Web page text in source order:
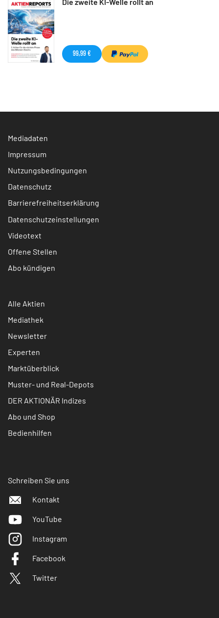
99,99 €
Mediadaten
Impressum
Nutzungsbedingungen
Datenschutz
Barrierefreiheitserklärung
Datenschutzeinstellungen
Videotext
Offene Stellen
Abo kündigen
Alle Aktien
Mediathek
Newsletter
Experten
Marktüberblick
Muster- und Real-Depots
DER AKTIONÄR Indizes
Abo und Shop
Bedienhilfen
Schreiben Sie uns
Kontakt
YouTube
Instagram
Facebook
Twitter